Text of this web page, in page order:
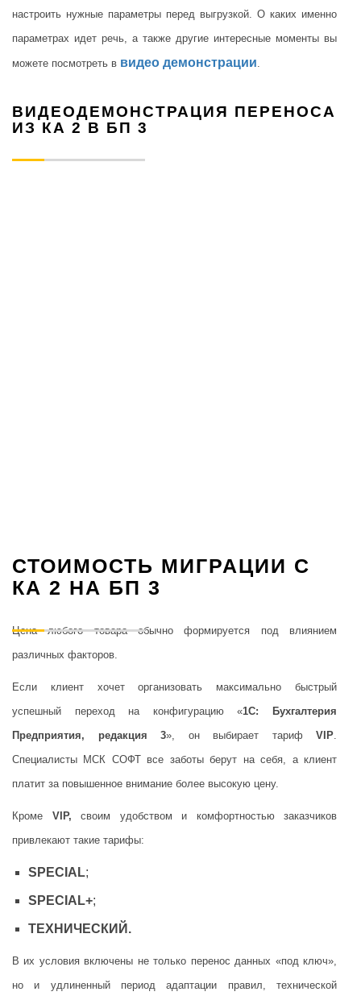
настроить нужные параметры перед выгрузкой. О каких именно
параметрах идет речь, а также другие интересные моменты вы
можете посмотреть в видео демонстрации.
ВИДЕОДЕМОНСТРАЦИЯ ПЕРЕНОСА
ИЗ КА 2 В БП 3
СТОИМОСТЬ МИГРАЦИИ С
КА 2 НА БП 3
Цена любого товара обычно формируется под влиянием
различных факторов.
Если клиент хочет организовать максимально быстрый
успешный переход на конфигурацию «1С: Бухгалтерия
Предприятия, редакция 3», он выбирает тариф VIP.
Специалисты МСК СОФТ все заботы берут на себя, а клиент
платит за повышенное внимание более высокую цену.
Кроме VIP, своим удобством и комфортностью заказчиков
привлекают такие тарифы:
SPECIAL;
SPECIAL+;
ТЕХНИЧЕСКИЙ.
В их условия включены не только перенос данных «под ключ»,
но и удлиненный период адаптации правил, технической